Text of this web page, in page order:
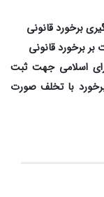
برخورد قانونی
برخورد قانونی
اسلامی جهت ثبت
با تخلف صورت